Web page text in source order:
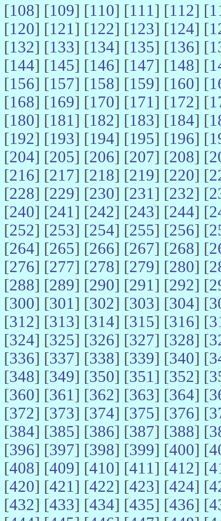
[108] [109] [110] [111] [112] [
[120] [121] [122] [123] [124] [
[132] [133] [134] [135] [136] [
[144] [145] [146] [147] [148] [
[156] [157] [158] [159] [160] [
[168] [169] [170] [171] [172] [
[180] [181] [182] [183] [184] [
[192] [193] [194] [195] [196] [
[204] [205] [206] [207] [208] [
[216] [217] [218] [219] [220] [
[228] [229] [230] [231] [232] [
[240] [241] [242] [243] [244] [
[252] [253] [254] [255] [256] [
[264] [265] [266] [267] [268] [
[276] [277] [278] [279] [280] [
[288] [289] [290] [291] [292] [
[300] [301] [302] [303] [304] [
[312] [313] [314] [315] [316] [
[324] [325] [326] [327] [328] [
[336] [337] [338] [339] [340] [
[348] [349] [350] [351] [352] [
[360] [361] [362] [363] [364] [
[372] [373] [374] [375] [376] [
[384] [385] [386] [387] [388] [
[396] [397] [398] [399] [400] [
[408] [409] [410] [411] [412] [
[420] [421] [422] [423] [424] [
[432] [433] [434] [435] [436] [